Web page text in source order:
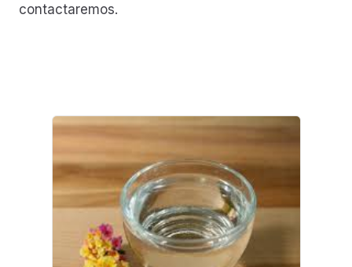
contactaremos.